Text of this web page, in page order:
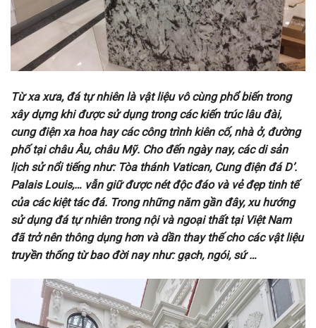
Từ xa xưa, đá tự nhiên là vật liệu vô cùng phổ biến trong
xây dựng khi được sử dụng trong các kiến trúc lâu đài,
cung điện xa hoa hay các công trình kiên cố, nhà ở, đường
phố tại châu Âu, châu Mỹ. Cho đến ngày nay, các di sản
lịch sử nổi tiếng như: Tòa thánh Vatican, Cung điện đá D’.
Palais Louis,… vẫn giữ được nét độc đáo và vẻ đẹp tinh tế
của các kiệt tác đá. Trong những năm gần đây, xu hướng
sử dụng đá tự nhiên trong nội và ngoại thất tại Việt Nam
đã trở nên thông dụng hơn và dần thay thế cho các vật liệu
truyền thống từ bao đời nay như: gạch, ngói, sứ …